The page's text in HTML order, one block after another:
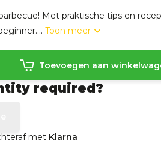
Met praktische tips en
Toon meer
Toevoegen aan
required?
met Klarna